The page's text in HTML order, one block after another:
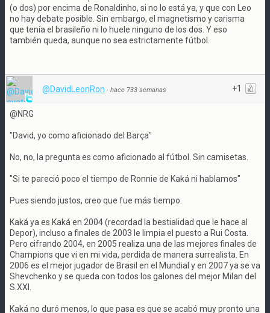
(o dos) por encima de Ronaldinho, si no lo está ya, y que con Leo
no hay debate posible. Sin embargo, el magnetismo y carisma
que tenía el brasileño ni lo huele ninguno de los dos. Y eso
también queda, aunque no sea estrictamente fútbol.
+1
@DavidLeonRon · hace 733 semanas
@NRG
"David, yo como aficionado del Barça"
No, no, la pregunta es como aficionado al fútbol. Sin camisetas.
"Si te pareció poco el tiempo de Ronnie de Kaká ni hablamos"
Pues siendo justos, creo que fue más tiempo.
Kaká ya es Kaká en 2004 (recordad la bestialidad que le hace al
Depor), incluso a finales de 2003 le limpia el puesto a Rui Costa.
Pero cifrando 2004, en 2005 realiza una de las mejores finales de
Champions que vi en mi vida, perdida de manera surrealista. En
2006 es el mejor jugador de Brasil en el Mundial y en 2007 ya se va
Shevchenko y se queda con todos los galones del mejor Milan del
S.XXI.
Kaká no duró menos, lo que pasa es que se acabó muy pronto una